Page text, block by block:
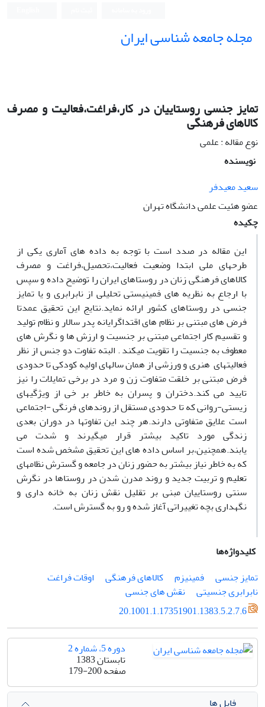
مجله جامعه شناسی ایران
تمایز جنسی روستاییان در کار،فراغت،فعالیت و مصرف
کالاهای فرهنگی
نوع مقاله : علمی
نویسنده
سعید معیدفر
عضو هئیت علمی دانشگاه تهران
چکیده
این مقاله در صدد است با توجه به داده های آماری یکی از
طرحهای ملی ابتدا وضعیت فعالیت،تحصیل،فراغت و مصرف
کالاهای فرهنگی زنان در روستاهای ایران را توضیح داده و سپس
با ارجاع به نظریه های فمینیستی تحلیلی از نابرابری و یا تمایز
جنسی در روستاهای کشور ارائه نماید.نتایج این تحقیق عمدتا
فرض های مبتنی بر نظام های اقتداگرایانه پدر سالار و نظام تولید
و تقسیم کار اجتماعی مبتنی بر جنسیت و ارزش ها و نگرش های
معطوف به جنسیت را تقویت میکند . البته تفاوت دو جنس از نظر
فعالیتهای هنری و ورزشی از همان سالهای اولیه کودکی تا حدودی
فرض مبتنی بر خلقت متفاوت زن و مرد در برخی تمایلات را نیز
تایید می کند.دختران و پسران به خاطر بر خی از ویژگیهای
زیستی-روانی که تا حدودی مستقل از روندهای فرنگی -اجتماعی
است علایق متفاوتی دارند.هر چند این تفاوتها در دوران بعدی
زندگی مورد تاکید بیشتر قرار میگیرند و شدت می
یابند.همچنین،بر اساس داده های این تحقیق مشخص شده است
که به خاطر نیاز بیشتر به حضور زنان در جامعه و گسترش نظامهای
تعلیم و تربیت جدید و روند مدرن شدن در روستاها در نگرش
سنتی روستاییان مبنی بر تقلیل نقش زنان به خانه داری و
نگهداری بچه تغییراتی آغاز شده و رو به گسترش است.
کلیدواژه‌ها
تمایز جنسی
فمینیزم کالاهای فرهنگی
اوقات فراغت
نابرابری جنسیتی
نقش های جنسی
20.1001.1.17351901.1383.5.2.7.6
دوره 5، شماره 2
تابستان 1383
صفحه179-200
فایل ها